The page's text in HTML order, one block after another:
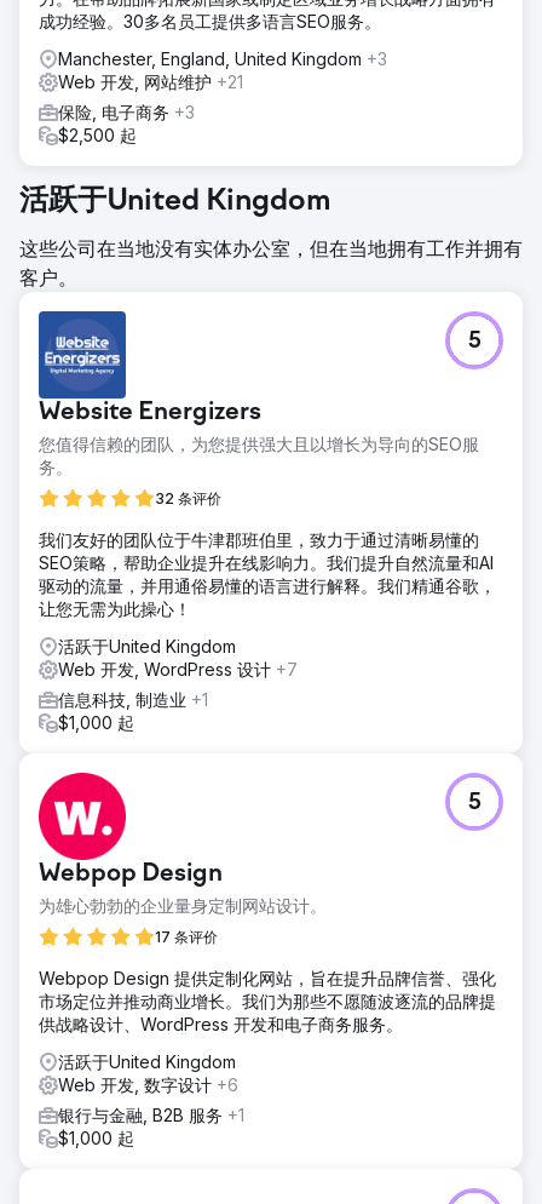
成功经验。30多名员工提供多语言SEO服务。
Manchester, England, United Kingdom +3
Web 开发, 网站维护 +21
保险, 电子商务 +3
$2,500 起
活跃于United Kingdom
这些公司在当地没有实体办公室，但在当地拥有工作并拥有
客户。
Website Energizers
您值得信赖的团队，为您提供强大且以增长为导向的SEO服
务。
32 条评价
5
我们友好的团队位于牛津郡班伯里，致力于通过清晰易懂的
SEO策略，帮助企业提升在线影响力。我们提升自然流量和AI
驱动的流量，并用通俗易懂的语言进行解释。我们精通谷歌，
让您无需为此操心！
活跃于United Kingdom
Web 开发, WordPress 设计 +7
信息科技, 制造业 +1
$1,000 起
Webpop Design
为雄心勃勃的企业量身定制网站设计。
17 条评价
5
Webpop Design 提供定制化网站，旨在提升品牌信誉、强化
市场定位并推动商业增长。我们为那些不愿随波逐流的品牌提
供战略设计、WordPress 开发和电子商务服务。
活跃于United Kingdom
Web 开发, 数字设计 +6
银行与金融, B2B 服务 +1
$1,000 起